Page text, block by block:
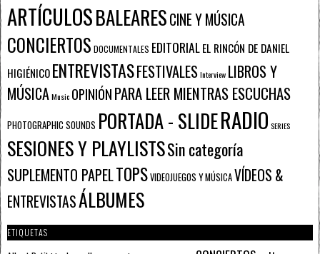
ARTÍCULOSBALEARESCINE Y MÚSICA
CONCIERTOS DOCUMENTALES EDITORIALEL RINCÓN DE DANIEL
HIGIÉNICOENTREVISTASFESTIVALESInterview LIBROS Y
MÚSICAMusic OPINIÓNPARA LEER MIENTRAS ESCUCHAS
PHOTOGRAPHIC SOUNDS PORTADA - SLIDERADIO SERIES
SESIONES Y PLAYLISTSSin categoría
SUPLEMENTO PAPELTOPSVIDEOJUEGOS Y MÚSICAVÍDEOS &
ENTREVISTASÁLBUMES
ETIQUETAS